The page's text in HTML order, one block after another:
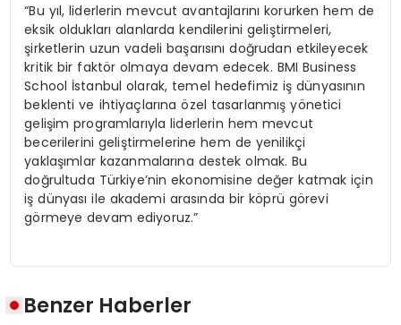
“Bu yıl, liderlerin mevcut avantajlarını korurken hem de
eksik oldukları alanlarda kendilerini geliştirmeleri,
şirketlerin uzun vadeli başarısını doğrudan etkileyecek
kritik bir faktör olmaya devam edecek. BMI Business
School İstanbul olarak, temel hedefimiz iş dünyasının
beklenti ve ihtiyaçlarına özel tasarlanmış yönetici
gelişim programlarıyla liderlerin hem mevcut
becerilerini geliştirmelerine hem de yenilikçi
yaklaşımlar kazanmalarına destek olmak. Bu
doğrultuda Türkiye’nin ekonomisine değer katmak için
iş dünyası ile akademi arasında bir köprü görevi
görmeye devam ediyoruz.”
Benzer Haberler